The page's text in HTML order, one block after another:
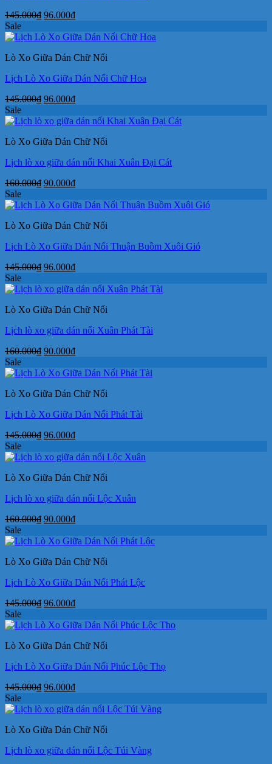
145.000₫ Giá
là:
96.000₫Giá
tại
96.000₫.
Sale
Lò Xo Giữa Dán Chữ Nổi
Lịch Lò Xo Giữa Dán Nổi Chữ Hoa
145.000₫ Giá
là:
96.000₫Giá
tại
96.000₫.
Sale
Lò Xo Giữa Dán Chữ Nổi
Lịch lò xo giữa dán nổi Khai Xuân Đại Cát
160.000₫ Giá
là:
90.000₫Giá
tại
90.000₫.
Sale
Lò Xo Giữa Dán Chữ Nổi
Lịch Lò Xo Giữa Dán Nổi Thuận Buồm Xuôi Gió
145.000₫ Giá
là:
96.000₫Giá
tại
96.000₫.
Sale
Lò Xo Giữa Dán Chữ Nổi
Lịch lò xo giữa dán nổi Xuân Phát Tài
160.000₫ Giá
là:
90.000₫Giá
tại
90.000₫.
Sale
Lò Xo Giữa Dán Chữ Nổi
Lịch Lò Xo Giữa Dán Nổi Phát Tài
145.000₫ Giá
là:
96.000₫Giá
tại
96.000₫.
Sale
Lò Xo Giữa Dán Chữ Nổi
Lịch lò xo giữa dán nổi Lộc Xuân
160.000₫ Giá
là:
90.000₫Giá
tại
90.000₫.
Sale
Lò Xo Giữa Dán Chữ Nổi
Lịch Lò Xo Giữa Dán Nổi Phát Lộc
145.000₫ Giá
là:
96.000₫Giá
tại
96.000₫.
Sale
Lò Xo Giữa Dán Chữ Nổi
Lịch Lò Xo Giữa Dán Nổi Phúc Lộc Thọ
145.000₫ Giá
là:
96.000₫Giá
tại
96.000₫.
Sale
Lò Xo Giữa Dán Chữ Nổi
Lịch lò xo giữa dán nổi Lộc Túi Vàng